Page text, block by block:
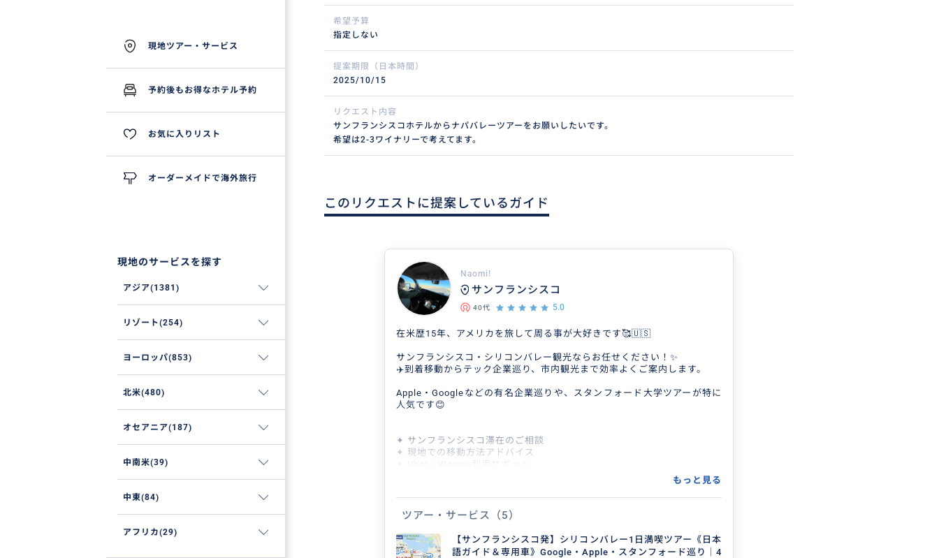
希望予算
指定しない
提案期限（日本時間）
2025/10/15
リクエスト内容
サンフランシスコホテルからナパバレーツアーをお願いしたいです。
希望は2-3ワイナリーで考えてます。
このリクエストに提案しているガイド
Naomi!
サンフランシスコ
40代 5.0
在米歴15年、アメリカを旅して周る事が大好きです🥰🇺🇸
サンフランシスコ・シリコンバレー観光ならお任せください！✨
✈️到着移動からテック企業巡り、市内観光まで効率よくご案内します。
Apple・Googleなどの有名企業巡りや、スタンフォード大学ツアーが特に
人気です😊
✦ サンフランシスコ滞在のご相談
✦ 現地での移動方法アドバイス
✦ サンフランシスコ滞在のご相談
✦ 限られた時間でも効率よくご案内
✦ 初めての方・ご年配の方も安心の無理のないスケジュール
サンフランシスコ旅行サポートを致します☺️
もっと見る
ツアー・サービス （5）
【サンフランシスコ発】シリコンバレー1日満喫ツアー《日本
語ガイド＆専用車》Google・Apple・スタンフォード巡り｜4
現地ツアー・サービス
予約後もお得なホテル予約
お気に入りリスト
オーダーメイドで海外旅行
現地のサービスを探す
アジア(1381)
リゾート(254)
ヨーロッパ(853)
北米(480)
オセアニア(187)
中南米(39)
中東(84)
アフリカ(29)